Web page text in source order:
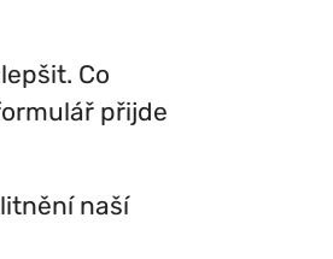
Co
přijde
naší